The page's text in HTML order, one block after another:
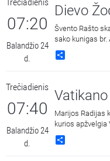
07:20
Balandžio 24
d.
Dievo
Švento Rašto
sako kunigas br.
Trečiadienis
07:40
Balandžio 24
d.
Marijos Radijas
kurios